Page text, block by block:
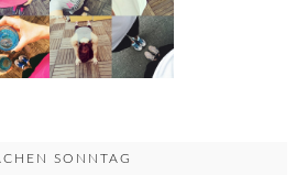
SONNTAG